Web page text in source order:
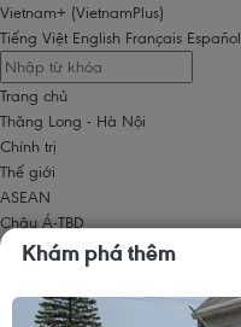
Vietnam+ (VietnamPlus)
Tiếng Việt English Français Español
Trang chủ
Thăng Long - Hà Nội
Chính trị
Thế giới
ASEAN
Châu Á-TBD
Trung Đông
Châu Mỹ
Khám phá thêm